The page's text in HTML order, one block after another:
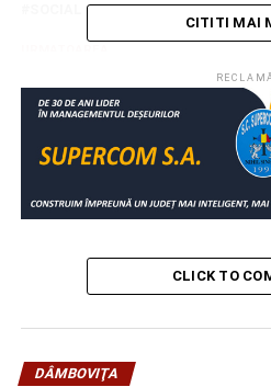
TELEORMAN
Grupare specializată în
destructurată de DIICOT
Ajutor financiar de
victimelor teribilului
CITITI MAI
CLICK TO
DÂMBOVIŢA